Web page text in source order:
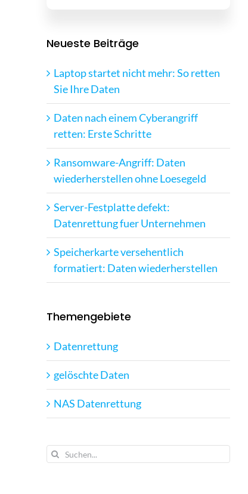
Neueste Beiträge
Laptop startet nicht mehr: So retten
Sie Ihre Daten
Daten nach einem Cyberangriff
retten: Erste Schritte
Ransomware-Angriff: Daten
wiederherstellen ohne Loesegeld
Server-Festplatte defekt:
Datenrettung fuer Unternehmen
Speicherkarte versehentlich
formatiert: Daten wiederherstellen
Themengebiete
Datenrettung
gelöschte Daten
NAS Datenrettung
Suche